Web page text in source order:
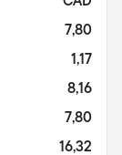
7,80
1,17
8,16
7,80
16,32